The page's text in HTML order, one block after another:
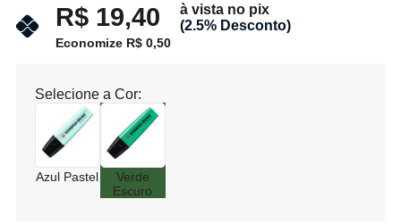
R$ 19,40
à vista no pix
(2.5% Desconto)
Economize R$ 0,50
Selecione a Cor:
Azul Pastel
Verde
Escuro